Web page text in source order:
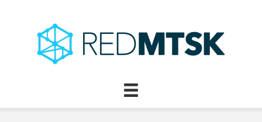
contenido